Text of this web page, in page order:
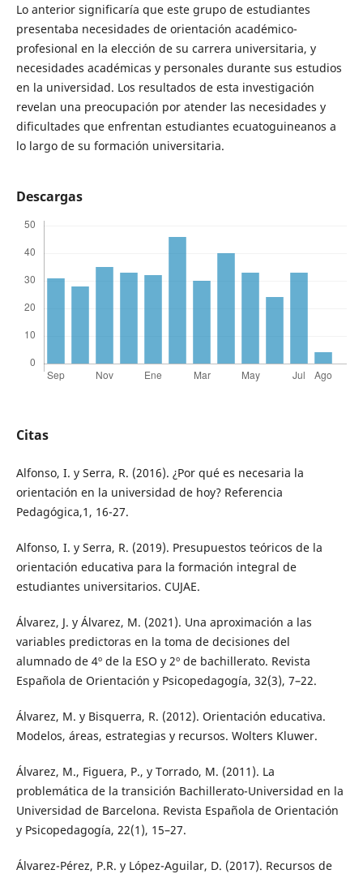
Lo anterior significaría que este grupo de estudiantes
presentaba necesidades de orientación académico-
profesional en la elección de su carrera universitaria, y
necesidades académicas y personales durante sus estudios
en la universidad. Los resultados de esta investigación
revelan una preocupación por atender las necesidades y
dificultades que enfrentan estudiantes ecuatoguineanos a
lo largo de su formación universitaria.
Descargas
Citas
Alfonso, I. y Serra, R. (2016). ¿Por qué es necesaria la
orientación en la universidad de hoy? Referencia
Pedagógica,1, 16-27.
Alfonso, I. y Serra, R. (2019). Presupuestos teóricos de la
orientación educativa para la formación integral de
estudiantes universitarios. CUJAE.
Álvarez, J. y Álvarez, M. (2021). Una aproximación a las
variables predictoras en la toma de decisiones del
alumnado de 4º de la ESO y 2º de bachillerato. Revista
Española de Orientación y Psicopedagogía, 32(3), 7–22.
Álvarez, M. y Bisquerra, R. (2012). Orientación educativa.
Modelos, áreas, estrategias y recursos. Wolters Kluwer.
Álvarez, M., Figuera, P., y Torrado, M. (2011). La
problemática de la transición Bachillerato-Universidad en la
Universidad de Barcelona. Revista Española de Orientación
y Psicopedagogía, 22(1), 15–27.
Álvarez-Pérez, P.R. y López-Aguilar, D. (2017). Recursos de